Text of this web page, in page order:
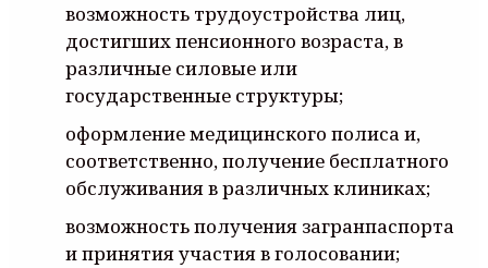
возможность трудоустройства лиц,
достигших пенсионного возраста, в
различные силовые или
государственные структуры;
оформление медицинского полиса и,
соответственно, получение бесплатного
обслуживания в различных клиниках;
возможность получения загранпаспорта
и принятия участия в голосовании;